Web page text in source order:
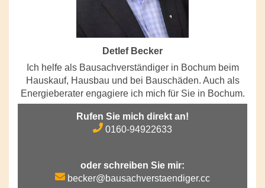
Detlef Becker
Ich helfe als Bausachverständiger in Bochum beim
Hauskauf, Hausbau und bei Bauschäden. Auch als
Energieberater engagiere ich mich für Sie in Bochum.
Rufen Sie mich direkt an!
0160-94922633
oder schreiben Sie mir:
becker@bausachverstaendiger.cc